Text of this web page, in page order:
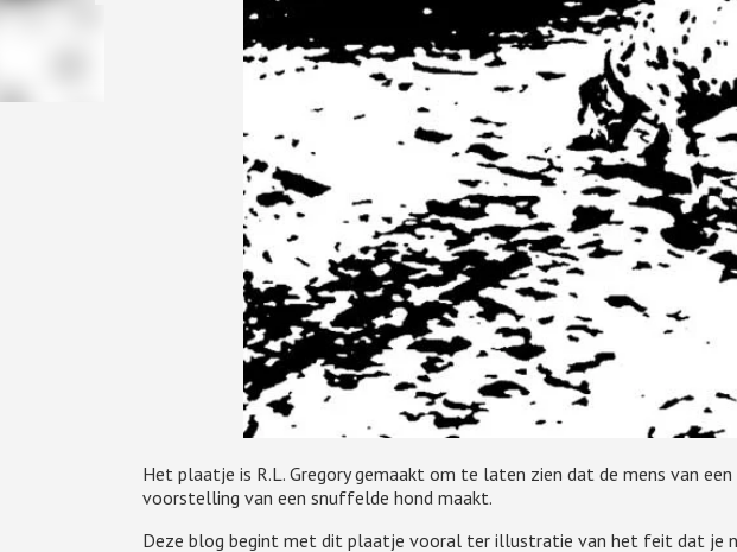
Het plaatje is R.L. Gregory gemaakt om te laten zien dat de mens van
voorstelling van een snuffelde hond maakt.
Deze blog begint met dit plaatje vooral ter illustratie van het feit dat je